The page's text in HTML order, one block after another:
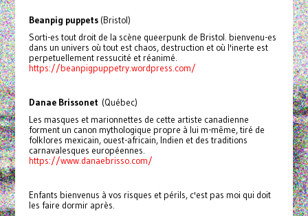
Beanpig puppets (Bristol)
Sorti-es tout droit de la scène queerpunk de Bristol. bienvenu-es
dans un univers où tout est chaos, destruction et où l'inerte est
perpetuellement ressucité et réanimé.
https://beanpigpuppetry.wordpress.com/
Danae Brissonet (Québec)
Les masques et marionnettes de cette artiste canadienne
forment un canon mythologique propre à lui m-même, tiré de
folklores mexicain, ouest-africain, Indien et des traditions
carnavalesques européennes.
https://www.danaebrisso.com/
Enfants bienvenus à vos risques et périls, c'est pas moi qui doit
les faire dormir après.